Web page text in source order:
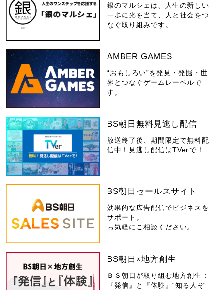
銀のマルシェは、人生の新しい
一歩に光を当て、人と社会をつ
なぐ取り組みです。
AMBER GAMES
“おもしろい”を発見・発掘・世
界とつなぐゲームレーベルで
す。
BS朝日無料見逃し配信
放送終了後、期間限定で無料配
信中！見逃し配信はTVerで！
BS朝日セールスサイト
効果的な広告配信でビジネスを
サポート。
お気軽にご相談ください。
BS朝日×地方創生
ＢＳ朝日が取り組む地方創生：
『発信』と『体験』“知る人ぞ